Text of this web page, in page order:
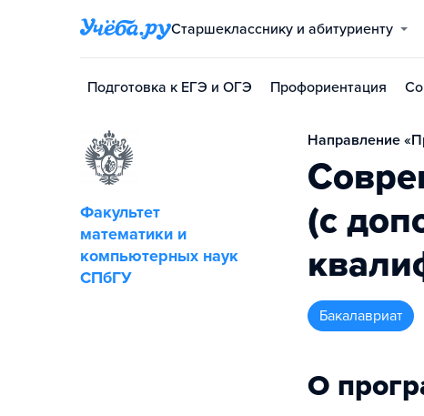
Старшекласснику и абитуриенту
Подготовка к ЕГЭ и ОГЭ Профориентация
Факультет
математики и
компьютерных наук
СПбГУ
Направление
(с
бакалавриат
О